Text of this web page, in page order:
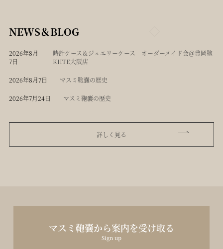
NEWS＆BLOG
2026年8月
7日
時計ケース＆ジュエリーケース オーダーメイド会＠豊岡鞄
KIITE大阪店
2026年8月7日 マスミ鞄嚢の歴史
2026年7月24日 マスミ鞄嚢の歴史
詳しく見る
マスミ鞄嚢から案内を受け取る
Sign up